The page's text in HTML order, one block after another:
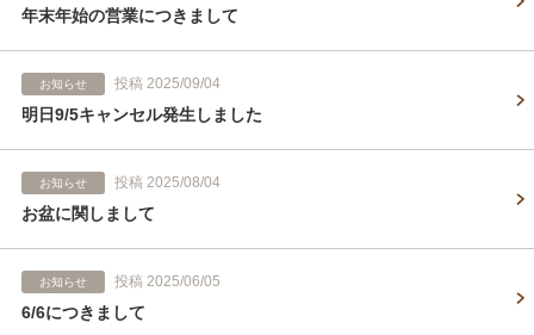
年末年始の営業につきまして
お知らせ 投稿 2025/09/04
明日9/5キャンセル発生しました
お知らせ 投稿 2025/08/04
お盆に関しまして
お知らせ 投稿 2025/06/05
6/6につきまして